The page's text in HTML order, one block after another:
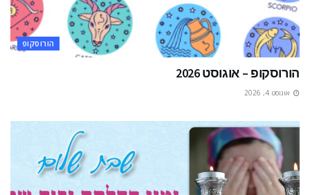
הורוסקופ
הורוסקופ – אוגוסט 2026
אוגוסט 4, 2026